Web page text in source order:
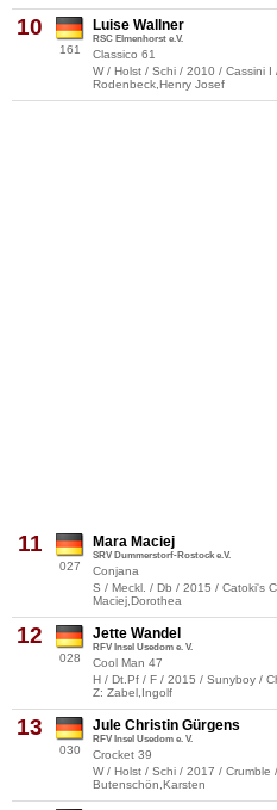
10
161
Luise Wallner
RSC Elmenhorst e.V.
Classico 61
W / Holst / Schi / 2010 / Cassini
Rodenbeck,Henry Josef
11
027
Mara Maciej
SRV Dummerstorf-Rostock e.V.
Conjana
S / Meckl. / Db / 2015 / Catoki's
Maciej,Dorothea
12
028
Jette Wandel
RFV Insel Usedom e. V.
Cool Man 47
H / Dt.Pf / F / 2015 / Sunyboy /
Z: Zabel,Ingolf
13
030
Jule Christin Gürgens
RFV Insel Usedom e. V.
Crocket 39
W / Holst / Schi / 2017 /
Butenschön,Karsten